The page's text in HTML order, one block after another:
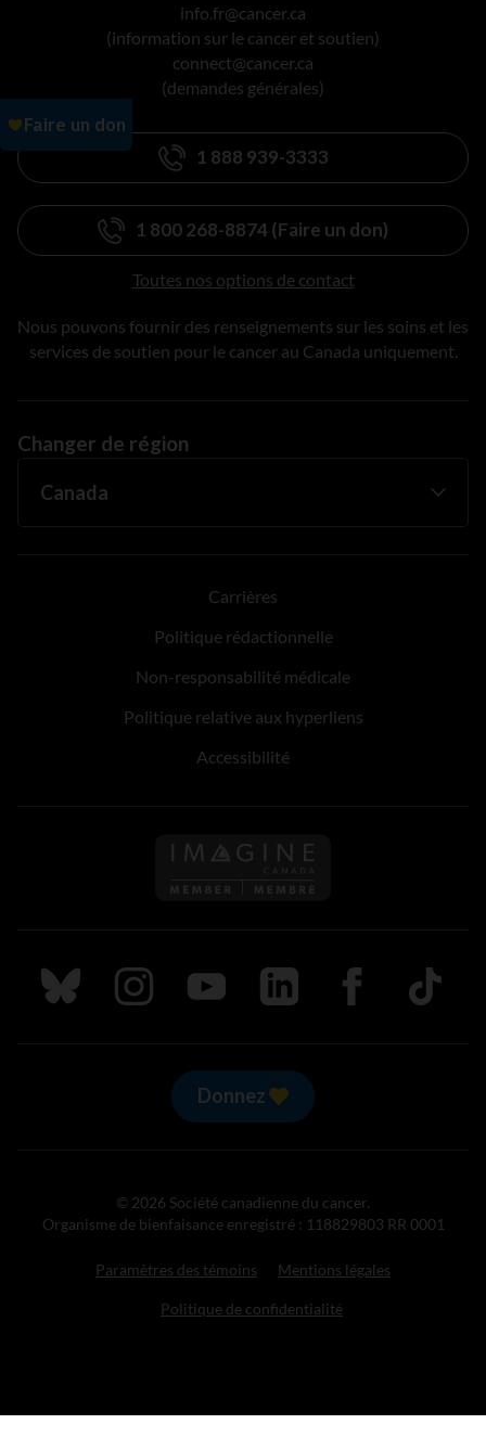
info.fr@cancer.ca
(information sur le cancer et soutien)
connect@cancer.ca
(demandes générales)
1 888 939-3333
1 800 268-8874 (Faire un don)
Toutes nos options de contact
Nous pouvons fournir des renseignements sur les soins et les
services de soutien pour le cancer au Canada uniquement.
Changer de région
Carrières
Politique rédactionnelle
Non-responsabilité médicale
Politique relative aux hyperliens
Accessibilité
Suivez nous sur Bluesky
Suivez nous sur Instagram
Suivez nous sur Youtube
Suivez nous sur LinkedIn
Suivez nous sur
TikTok
Donnez
© 2026 Société canadienne du cancer.
Organisme de bienfaisance enregistré : 118829803 RR 0001
Paramètres des témoins Mentions légales
Politique de confidentialité